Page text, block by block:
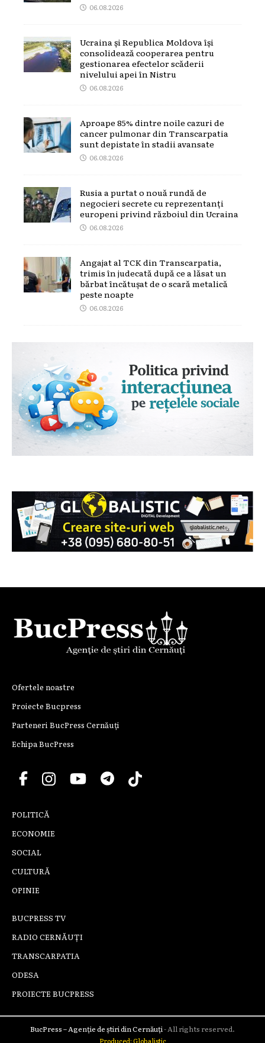
06.08.2026
Ucraina și Republica Moldova își
consolidează cooperarea pentru
gestionarea efectelor scăderii
nivelului apei în Nistru
06.08.2026
Aproape 85% dintre noile cazuri de
cancer pulmonar din Transcarpatia
sunt depistate în stadii avansate
06.08.2026
Rusia a purtat o nouă rundă de
negocieri secrete cu reprezentanți
europeni privind războiul din Ucraina
06.08.2026
Angajat al TCK din Transcarpatia,
trimis în judecată după ce a lăsat un
bărbat încătușat de o scară metalică
peste noapte
06.08.2026
Ofertele noastre
Proiecte Bucpress
Parteneri BucPress Cernăuți
Echipa BucPress
POLITICĂ
ECONOMIE
SOCIAL
CULTURĂ
OPINIE
BUCPRESS TV
RADIO CERNĂUȚI
TRANSCARPATIA
ODESA
PROIECTE BUCPRESS
BucPress – Agenție de știri din Cernăuți- All rights reserved.
Produced: Globalistic